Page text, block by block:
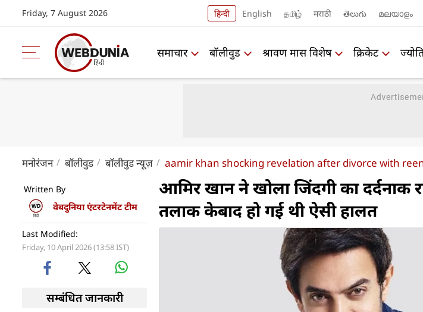
Friday, 7 August 2026 हिन्दी English தமிழ் मराठी తెలుగు മലയാളം
समाचार बॉलीवुड श्रावण मास विशेष क्रिकेट
मनोरंजन बॉलीवुड बॉलीवुड न्यूज़ aamir khan shocking revelation after divorce with
Written By
वेबदुनिया एंटरटेनमेंट टीम
Last Modified:
Friday, 10 April 2026 (13:58 IST)
सम्बंधित जानकारी
आमिर खान ने खोला जिंदगी का दर्दनाक
तलाक केबाद हो गई थी ऐसी हालत